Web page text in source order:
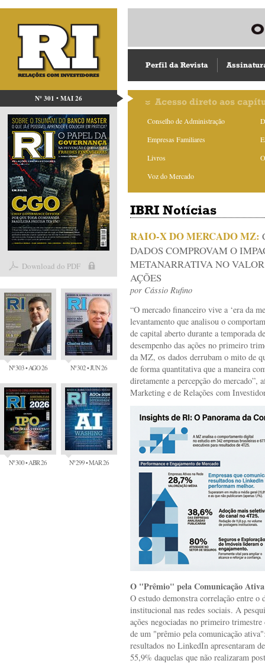
Nº 301 • MAI 26
Download do PDF
Nº 303 • AGO 26 Nº 302 • JUN 26
Nº 300 • ABR 26 Nº 299 • MAR 26
Perfil da Revista
Acesso direto aos
Conselho de Administração
Empresas Familiares
Livros
Voz do Mercado
IBRI Notícias
RAIO-X DO MERCADO MZ:
DADOS COMPROVAM O
METANARRATIVA NO
AÇÕES
por Cássio Rufino
“O mercado financeiro vive a ‘era da
levantamento que analisou o
de capital aberto durante a temporada
desempenho das ações no primeiro
da MZ, os dados derrubam o mito de
de forma quantitativa que a maneira
diretamente a percepção do mercado”,
Marketing e de Relações com
O "Prêmio" pela Comunicação Ativa
O estudo demonstra correlação entre o
institucional nas redes sociais. A
ações negociadas no primeiro
de um "prêmio pela comunicação
resultados no LinkedIn apresentaram
55,9% daquelas que não realizaram